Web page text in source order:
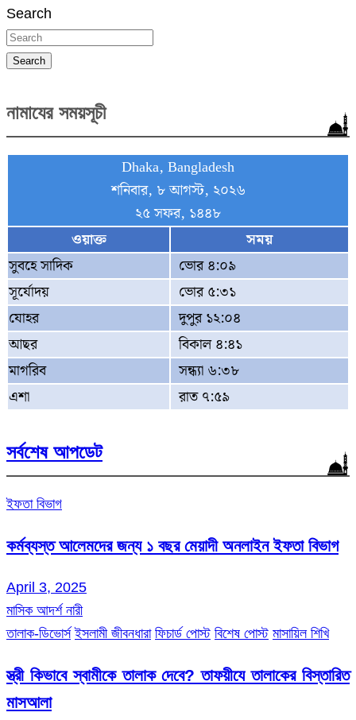
Search
Search
নামাযের সময়সূচী
Dhaka, Bangladesh
শনিবার, ৮ আগস্ট, ২০২৬
২৫ সফর, ১৪৪৮
ওয়াক্ত
সময়
সুবহে সাদিক
ভোর ৪:০৯
সূর্যোদয়
ভোর ৫:৩১
যোহর
দুপুর ১২:০৪
আছর
বিকাল ৪:৪১
মাগরিব
সন্ধ্যা ৬:৩৮
এশা
রাত ৭:৫৯
সর্বশেষ আপডেট
ইফতা বিভাগ
কর্মব্যস্ত আলেমদের জন্য ১ বছর মেয়াদী অনলাইন ইফতা বিভাগ
April 3, 2025
মাসিক আদর্শ নারী
তালাক-ডিভোর্স ইসলামী জীবনধারা ফিচার্ড পোস্ট বিশেষ পোস্ট মাসায়িল শিখি
স্ত্রী কিভাবে স্বামীকে তালাক দেবে? তাফয়ীযে তালাকের বিস্তারিত
মাসআলা